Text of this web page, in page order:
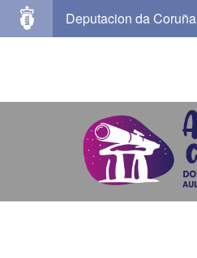
Deputacion da Coruña